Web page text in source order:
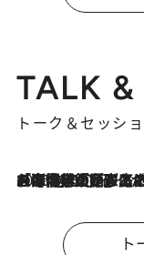
TALK &
トーク＆セッシ
2026.8.3
「今後値上げがあるとすれば…」「リスクがあるのは今年の冬」エネルギー専門家が語る、ホルムズ海峡封鎖が家庭にもたらす“ある心配”
ト